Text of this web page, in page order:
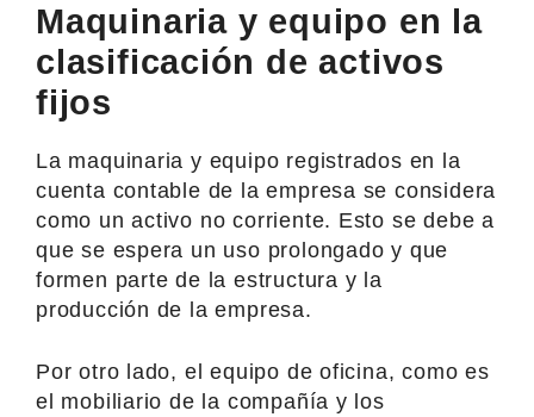
Maquinaria y equipo en la
clasificación de activos
fijos
La maquinaria y equipo registrados en la
cuenta contable de la empresa se considera
como un activo no corriente. Esto se debe a
que se espera un uso prolongado y que
formen parte de la estructura y la
producción de la empresa.
Por otro lado, el equipo de oficina, como es
el mobiliario de la compañía y los